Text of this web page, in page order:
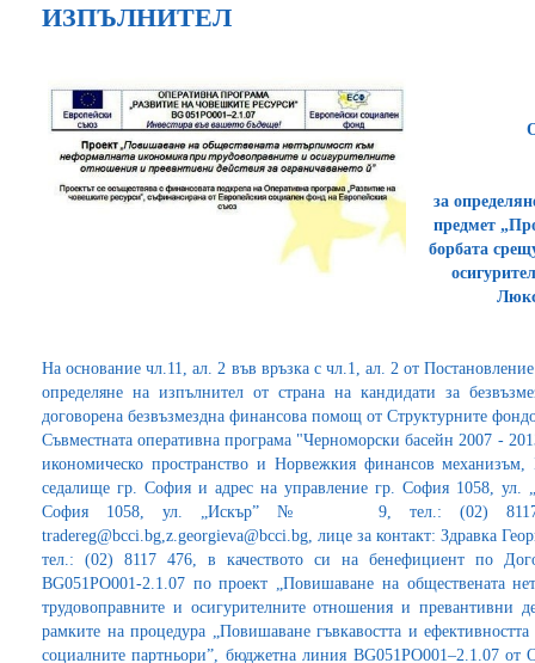
ИЗПЪЛНИТЕЛ
за
предмет
борбата
На основание чл.11, ал. 2 във връзка с чл.1, ал. 2 от
определяне на изпълнител от страна на кандидати за
договорена безвъзмездна финансова помощ от Структурните
Съвместната оперативна програма "Черноморски басейн 2007 -
икономическо пространство и Норвежкия финансов механизъм,
седалище гр. София и адрес на управление гр. София 1058,
София 1058, ул. „Искър” № 9, тел.: (02) 8117
tradereg@bcci.bg,z.georgieva@bcci.bg, лице за контакт: Здравка
тел.: (02) 8117 476, в качеството си на бенефициент по
BG051PO001-2.1.07 по проект „Повишаване на обществената
трудовоправните и осигурителните отношения и превантивни
рамките на процедура „Повишаване гъвкавостта и
социалните партньори”, бюджетна линия BG051PO001–2.1.07 от